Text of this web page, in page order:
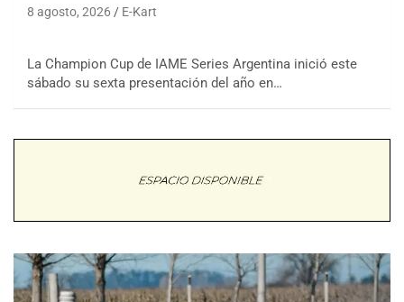
8 agosto, 2026 E-Kart
La Champion Cup de IAME Series Argentina inició este
sábado su sexta presentación del año en…